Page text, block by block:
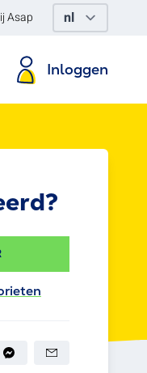
Asap
Inloggen